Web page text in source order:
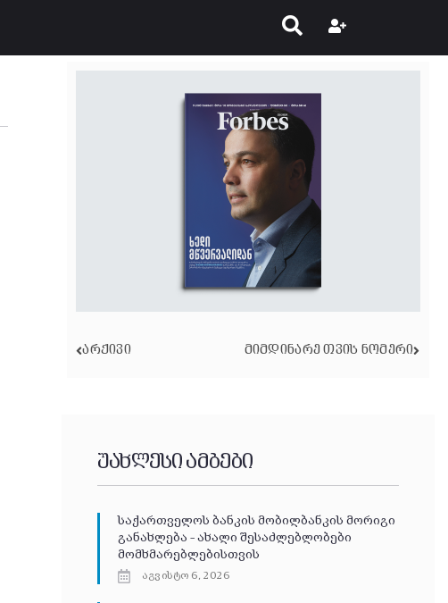
ᲐᲠᲥᲘᲕᲘ ᲛᲘᲛᲓᲘᲜᲐᲠᲔ ᲗᲕᲘᲡ ᲜᲝᲛᲔᲠᲘ
უახლესი ამბები
საქართველოს ბანკის მობილბანკის მორიგი
განახლება – ახალი შესაძლებლობები
მომხმარებლებისთვის
აგვისტო 6, 2026